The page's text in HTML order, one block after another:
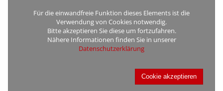
Für die einwandfreie Funktion dieses Elements ist die
Verwendung von Cookies notwendig.
Bitte akzeptieren Sie diese um fortzufahren.
Nähere Informationen finden Sie in unserer
Datenschutzerklärung
Cookie akzeptieren